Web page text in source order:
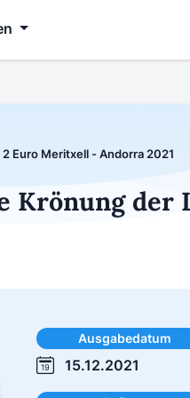
2 Euro Meritxell - Andorra 2021
Krönung der
Ausgabedatum
15.12.2021